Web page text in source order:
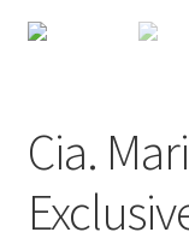
Boutique
Luxury Lingerie
Femme
Cia.